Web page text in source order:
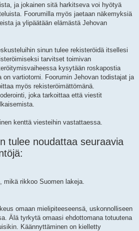
ja jokainen sitä harkitseva voi hyötyä
Foorumilla myös jaetaan näkemyksiä
ja ylipäätään elämästä Jehovan
sinun tulee rekisteröidä itsellesi
tarvitset toimivan
kysytään roskapostia
vartiotorni. Foorumin Jehovan todistajat ja
myös rekisteröimättömänä.
joka tarkoittaa että viestit
kenttä viesteihin vastattaessa.
tulee noudattaa seuraavia
rikkoo Suomen lakeja.
omaan mielipiteeseensä, uskonnolliseen
Älä tyrkytä omaasi ehdottomana totuutena
Käännyttäminen on kielletty